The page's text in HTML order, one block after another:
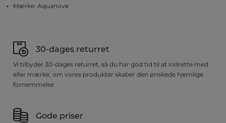
Mærke: Aquanove
30-dages returret
Vi tilbyder 30-dages returret, så du har god tid til at indrette med
eller mærke, om vores produkter skaber den ønskede hjemlige
fornemmelse
Gode priser